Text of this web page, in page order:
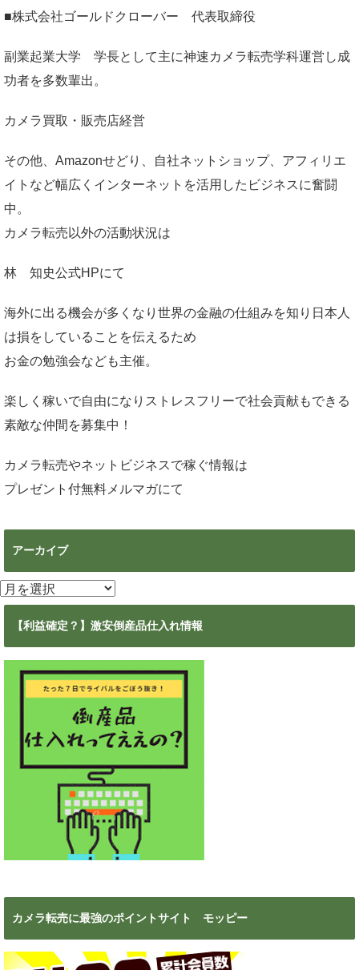
■株式会社ゴールドクローバー 代表取締役
副業起業大学 学長として主に神速カメラ転売学科運営し成
功者を多数輩出。
カメラ買取・販売店経営
その他、Amazonせどり、自社ネットショップ、アフィリエ
イトなど幅広くインターネットを活用したビジネスに奮闘
中。
カメラ転売以外の活動状況は
林 知史公式HPにて
海外に出る機会が多くなり世界の金融の仕組みを知り日本人
は損をしていることを伝えるため
お金の勉強会なども主催。
楽しく稼いで自由になりストレスフリーで社会貢献もできる
素敵な仲間を募集中！
カメラ転売やネットビジネスで稼ぐ情報は
プレゼント付無料メルマガにて
アーカイブ
ア
ー
【利益確定？】激安倒産品仕入れ情報
カメラ転売に最強のポイントサイト モッピー